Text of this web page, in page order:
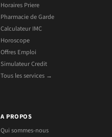
Horaires Priere
Pharmacie de Garde
Calculateur IMC
Horoscope
Offres Emploi
Simulateur Credit
Tous les services →
A PROPOS
Qui sommes-nous